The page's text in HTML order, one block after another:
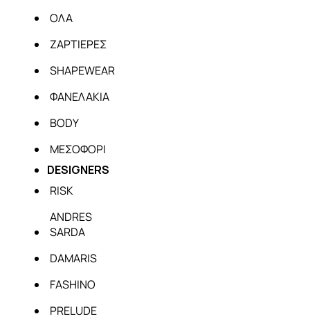
ΟΛΑ
ΖΑΡΤΙΕΡΕΣ
SHAPEWEAR
ΦΑΝΕΛΑΚΙΑ
BODY
ΜΕΣΟΦΟΡΙ
DESIGNERS
RISK
ANDRES
SARDA
DAMARIS
FASHINO
PRELUDE